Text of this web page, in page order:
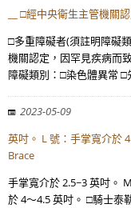
__ □經中央衛生主管機關
□多重障礙者(須註明障礙
機關認定，因罕見疾病而
障礙類別：□染色體異常
2023-05-09
英吋。 L 號：手掌寬介於
Brace
手掌寬介於 2.5~3 英吋。
於 4～4.5 英吋。 □騎士泰